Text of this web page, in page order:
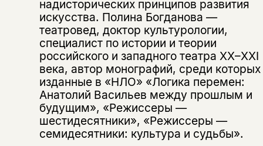
надисторических принципов развития
искусства. Полина Богданова —
театровед, доктор культурологии,
специалист по истории и теории
российского и западного театра ХХ–ХХI
века, автор монографий, среди которых
изданные в «НЛО» «Логика перемен:
Анатолий Васильев между прошлым и
будущим», «Режиссеры —
шестидесятники», «Режиссеры —
семидесятники: культура и судьбы».
Подписка на рассылку
Раз в неделю мы отправляем рассылку
о книгах и событиях «НЛО».
За подписку дарим промокод на
скидку 15%
нет в продаже.
Вы можете подписаться на
уведомления, и при поступлении книги
на склад получить письмо на указанный
электронный адрес.
Эта книга
не предназначена для
несовершеннолетних
Скажите, пожалуйста,